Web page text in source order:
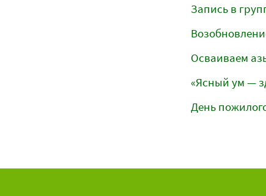
Запись в
Осваиваем
«Ясный ум —
День